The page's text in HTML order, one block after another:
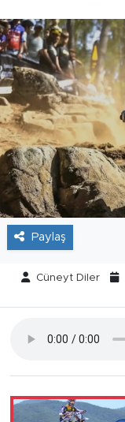
Paylaş
Cüneyt Diler